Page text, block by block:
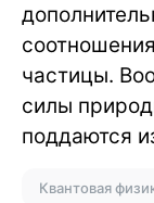
частицы.
силы
поддаются
Квантовая